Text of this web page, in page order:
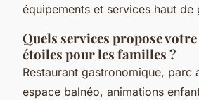
équipements et services haut de
Quels services propose
étoiles pour les familles ?
Restaurant gastronomique, parc
espace balnéo, animations